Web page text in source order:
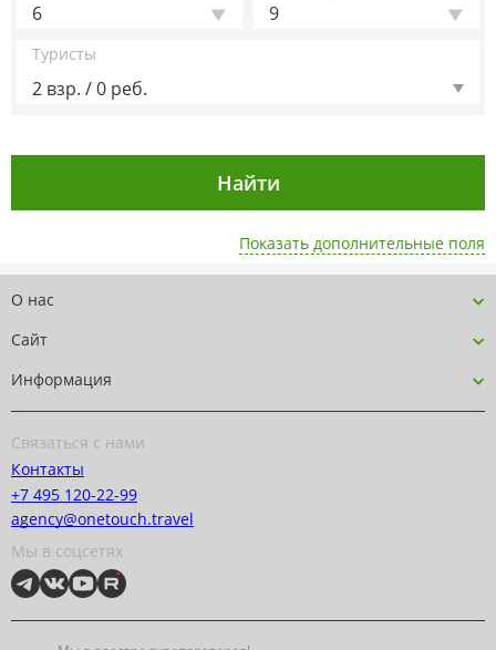
6 9
Туристы
2 взр. / 0 реб.
Показать дополнительные поля
О нас
Сайт
Информация
Связаться с нами
Контакты
+7 495 120-22-99
agency@onetouch.travel
Мы в соцсетях